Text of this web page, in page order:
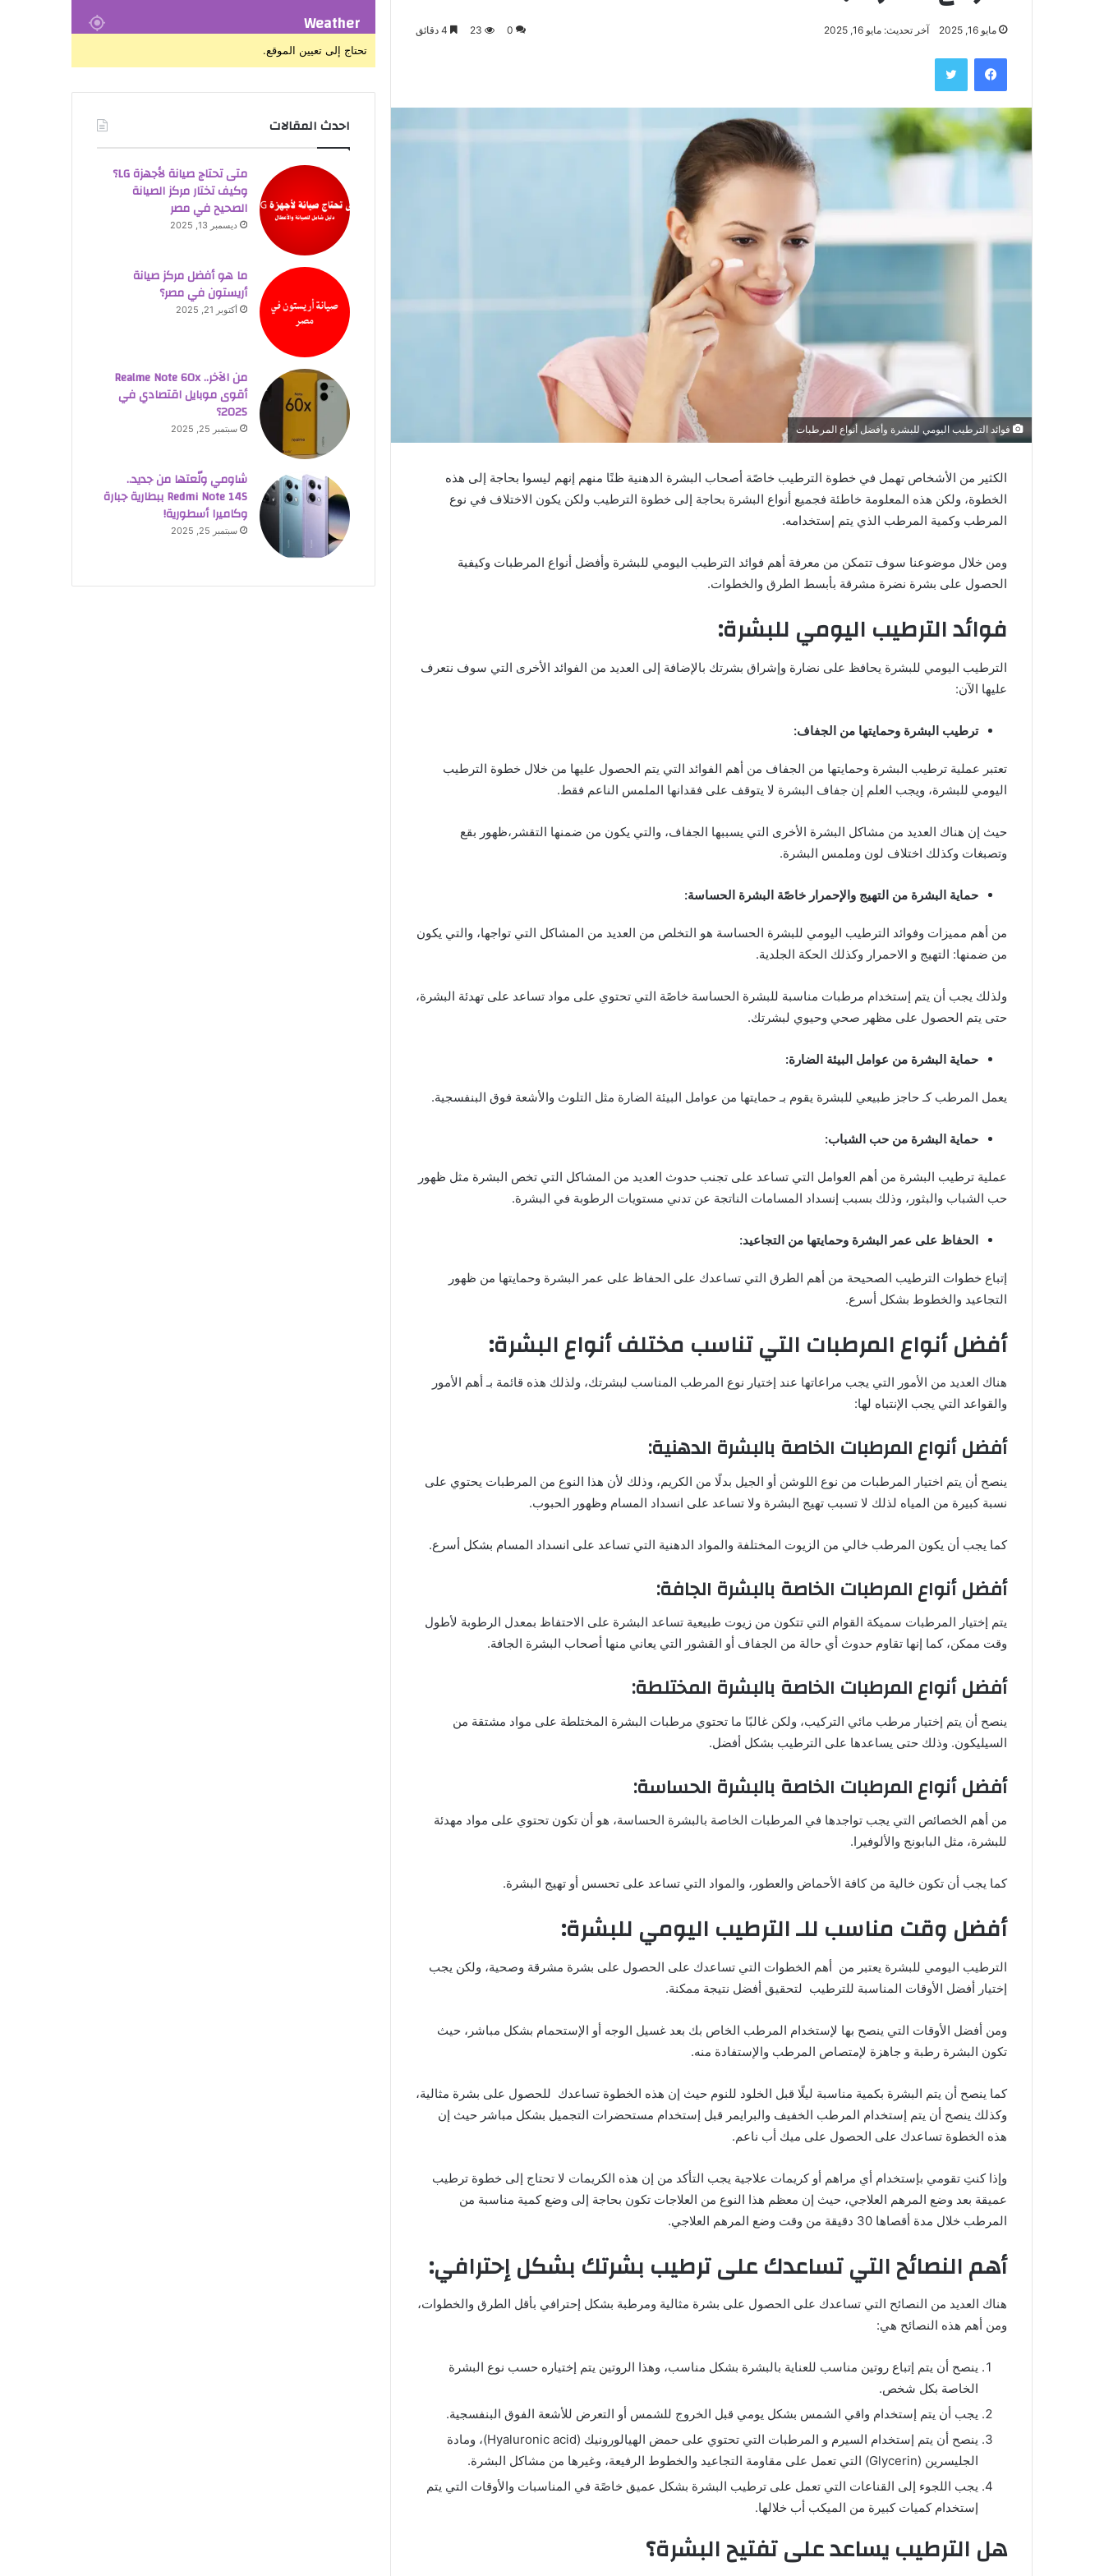
مايو 16, 2025 آخر تحديث: مايو 16, 2025 0
23
فيسبوك تويتر
فوائد الترطيب اليومي للبشرة وأفضل أنواع المرطبات
الكثير من الأشخاص تهمل في خطوة الترطيب خاصًة أصحاب البشرة الدهنية ظنًا منهم إنهم ليسوا بحاجة إلى هذه
الخطوة، ولكن هذه المعلومة خاطئة فجميع أنواع البشرة بحاجة إلى خطوة الترطيب ولكن يكون الاختلاف في نوع
المرطب وكمية المرطب الذي يتم إستخدامه.
ومن خلال موضوعنا سوف تتمكن من معرفة أهم فوائد الترطيب اليومي للبشرة وأفضل أنواع المرطبات وكيفية
الحصول على بشرة نضرة مشرقة بأبسط الطرق والخطوات.
فوائد الترطيب اليومي للبشرة:
الترطيب اليومي للبشرة يحافظ على نضارة وإشراق بشرتك بالإضافة إلى العديد من الفوائد الأخرى التي سوف نتعرف
عليها الآن:
ترطيب البشرة وحمايتها من الجفاف:
تعتبر عملية ترطيب البشرة وحمايتها من الجفاف من أهم الفوائد التي يتم الحصول عليها من خلال خطوة الترطيب
اليومي للبشرة، ويجب العلم إن جفاف البشرة لا يتوقف على فقدانها الملمس الناعم فقط.
حيث إن هناك العديد من مشاكل البشرة الأخرى التي يسببها الجفاف، والتي يكون من ضمنها التقشر،ظهور بقع
وتصبغات وكذلك اختلاف لون وملمس البشرة.
حماية البشرة من التهيج والإحمرار خاصًة البشرة الحساسة:
من أهم مميزات وفوائد الترطيب اليومي للبشرة الحساسة هو التخلص من العديد من المشاكل التي تواجها، والتي يكون
من ضمنها: التهيج و الاحمرار وكذلك الحكة الجلدية.
ولذلك يجب أن يتم إستخدام مرطبات مناسبة للبشرة الحساسة خاصًة التي تحتوي على مواد تساعد على تهدئة البشرة،
حتى يتم الحصول على مظهر صحي وحيوي لبشرتك.
حماية البشرة من عوامل البيئة الضارة:
يعمل المرطب كـ حاجز طبيعي للبشرة يقوم بـ حمايتها من عوامل البيئة الضارة مثل التلوث والأشعة فوق البنفسجية.
حماية البشرة من حب الشباب:
عملية ترطيب البشرة من أهم العوامل التي تساعد على تجنب حدوث العديد من المشاكل التي تخص البشرة مثل ظهور
حب الشباب والبثور، وذلك بسبب إنسداد المسامات الناتجة عن تدني مستويات الرطوبة في البشرة.
الحفاظ على عمر البشرة وحمايتها من التجاعيد:
إتباع خطوات الترطيب الصحيحة من أهم الطرق التي تساعدك على الحفاظ على عمر البشرة وحمايتها من ظهور
التجاعيد والخطوط بشكل أسرع.
أفضل أنواع المرطبات التي تناسب مختلف أنواع البشرة:
هناك العديد من الأمور التي يجب مراعاتها عند إختيار نوع المرطب المناسب لبشرتك، ولذلك هذه قائمة بـ أهم الأمور
والقواعد التي يجب الإنتباه لها:
أفضل أنواع المرطبات الخاصة بالبشرة الدهنية:
ينصح أن يتم اختيار المرطبات من نوع اللوشن أو الجيل بدلًا من الكريم، وذلك لأن هذا النوع من المرطبات يحتوي على
نسبة كبيرة من المياه لذلك لا تسبب تهيج البشرة ولا تساعد على انسداد المسام وظهور الحبوب.
كما يجب أن يكون المرطب خالي من الزيوت المختلفة والمواد الدهنية التي تساعد على انسداد المسام بشكل أسرع.
أفضل أنواع المرطبات الخاصة بالبشرة الجافة:
يتم إختيار المرطبات سميكة القوام التي تتكون من زيوت طبيعية تساعد البشرة على الاحتفاظ بمعدل الرطوبة لأطول
وقت ممكن، كما إنها تقاوم حدوث أي حالة من الجفاف أو القشور التي يعاني منها أصحاب البشرة الجافة.
أفضل أنواع المرطبات الخاصة بالبشرة المختلطة:
ينصح أن يتم إختيار مرطب مائي التركيب، ولكن غالبًا ما تحتوي مرطبات البشرة المختلطة على مواد مشتقة من
السيليكون. وذلك حتى يساعدها على الترطيب بشكل أفضل.
أفضل أنواع المرطبات الخاصة بالبشرة الحساسة:
من أهم الخصائص التي يجب تواجدها في المرطبات الخاصة بالبشرة الحساسة، هو أن تكون تحتوي على مواد مهدئة
للبشرة، مثل البابونج والألوفيرا.
كما يجب أن تكون خالية من كافة الأحماض والعطور، والمواد التي تساعد على تحسس أو تهيج البشرة.
أفضل وقت مناسب للـ الترطيب اليومي للبشرة:
الترطيب اليومي للبشرة يعتبر من أهم الخطوات التي تساعدك على الحصول على بشرة مشرقة وصحية، ولكن يجب
إختيار أفضل الأوقات المناسبة للترطيب لتحقيق أفضل نتيجة ممكنة.
ومن أفضل الأوقات التي ينصح بها لإستخدام المرطب الخاص بك بعد غسيل الوجه أو الإستحمام بشكل مباشر، حيث
تكون البشرة رطبة و جاهزة لإمتصاص المرطب والإستفادة منه.
كما ينصح أن يتم البشرة بكمية مناسبة ليلًا قبل الخلود للنوم حيث إن هذه الخطوة تساعدك للحصول على بشرة مثالية،
وكذلك ينصح أن يتم إستخدام المرطب الخفيف والبرايمر قبل إستخدام مستحضرات التجميل بشكل مباشر حيث إن
هذه الخطوة تساعدك على الحصول على ميك أب ناعم.
وإذا كنتِ تقومي بإستخدام أي مراهم أو كريمات علاجية يجب التأكد من إن هذه الكريمات لا تحتاج إلى خطوة ترطيب
عميقة بعد وضع المرهم العلاجي، حيث إن معظم هذا النوع من العلاجات تكون بحاجة إلى وضع كمية مناسبة من
المرطب خلال مدة أقصاها 30 دقيقة من وقت وضع المرهم العلاجي.
أهم النصائح التي تساعدك على ترطيب بشرتك بشكل إحترافي:
هناك العديد من النصائح التي تساعدك على الحصول على بشرة مثالية ومرطبة بشكل إحترافي بأقل الطرق والخطوات،
ومن أهم هذه النصائح هي:
ينصح أن يتم إتباع روتين مناسب للعناية بالبشرة بشكل مناسب، وهذا الروتين يتم إختياره حسب نوع البشرة
الخاصة بكل شخص.
يجب أن يتم إستخدام واقي الشمس بشكل يومي قبل الخروج للشمس أو التعرض للأشعة الفوق البنفسجية.
ينصح أن يتم إستخدام السيرم و المرطبات التي تحتوي على حمض الهيالورونيك (Hyaluronic acid)، ومادة
الجليسرين (Glycerin) التي تعمل على مقاومة التجاعيد والخطوط الرفيعة، وغيرها من مشاكل البشرة.
يجب اللجوء إلى القناعات التي تعمل على ترطيب البشرة بشكل عميق خاصًة في المناسبات والأوقات التي يتم
إستخدام كميات كبيرة من الميكب أب خلالها.
هل الترطيب يساعد على تفتيح البشرة؟
Weather
تحتاج إلى تعيين الموقع.
احدث المقالات
متى تحتاج صيانة لأجهزة LG؟
وكيف تختار مركز الصيانة
الصحيح في مصر
ديسمبر 13, 2025
ما هو أفضل مركز صيانة
أريستون في مصر؟
أكتوبر 21, 2025
من الآخر.. Realme Note 60x
أقوى موبايل اقتصادي في
2025؟
سبتمبر 25, 2025
شاومي ولّعتها من جديد..
Redmi Note 14S ببطارية جبارة
وكاميرا أسطورية!
سبتمبر 25, 2025